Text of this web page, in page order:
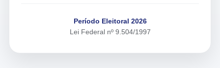
Período Eleitoral 2026
Lei Federal nº 9.504/1997